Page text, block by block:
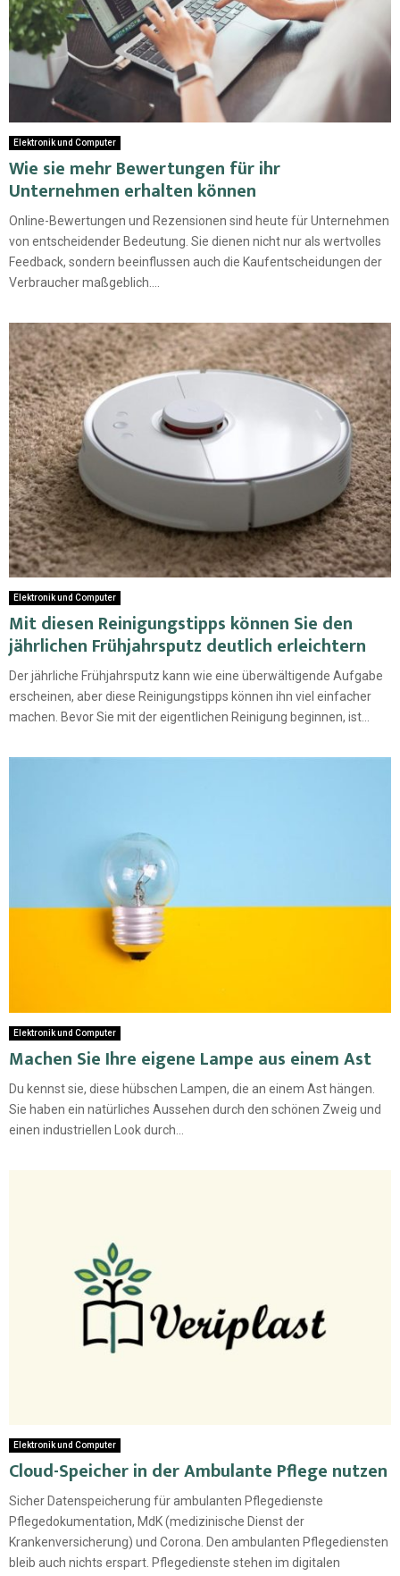
Elektronik und Computer
Wie sie mehr Bewertungen für ihr
Unternehmen erhalten können
Online-Bewertungen und Rezensionen sind heute für Unternehmen
von entscheidender Bedeutung. Sie dienen nicht nur als wertvolles
Feedback, sondern beeinflussen auch die Kaufentscheidungen der
Verbraucher maßgeblich....
Elektronik und Computer
Mit diesen Reinigungstipps können Sie den
jährlichen Frühjahrsputz deutlich erleichtern
Der jährliche Frühjahrsputz kann wie eine überwältigende Aufgabe
erscheinen, aber diese Reinigungstipps können ihn viel einfacher
machen. Bevor Sie mit der eigentlichen Reinigung beginnen, ist...
Elektronik und Computer
Machen Sie Ihre eigene Lampe aus einem Ast
Du kennst sie, diese hübschen Lampen, die an einem Ast hängen.
Sie haben ein natürliches Aussehen durch den schönen Zweig und
einen industriellen Look durch...
Elektronik und Computer
Cloud-Speicher in der Ambulante Pflege nutzen
Sicher Datenspeicherung für ambulanten Pflegedienste
Pflegedokumentation, MdK (medizinische Dienst der
Krankenversicherung) und Corona. Den ambulanten Pflegediensten
bleib auch nichts erspart. Pflegedienste stehen im digitalen